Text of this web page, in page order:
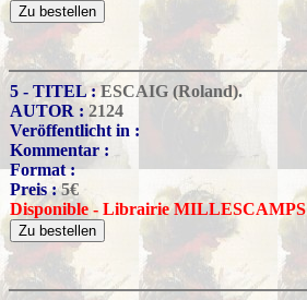
5 - TITEL :ESCAIG (Roland).
AUTOR :2124
Veröffentlicht in :
Kommentar :
Format :
Preis : 5€
Disponible - Librairie MILLESCAMPS